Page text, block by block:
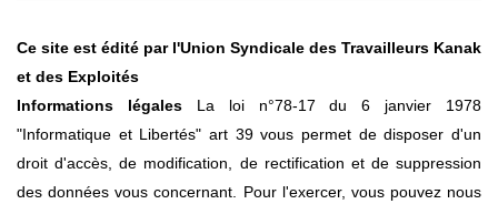
Ce site est édité par l'Union Syndicale des Travailleurs Kanak
et des Exploités
Informations légales
La loi n°78-17 du 6 janvier 1978
"Informatique et Libertés" art 39 vous permet de disposer d'un
droit d'accès, de modification, de rectification et de suppression
des données vous concernant. Pour l'exercer, vous pouvez nous